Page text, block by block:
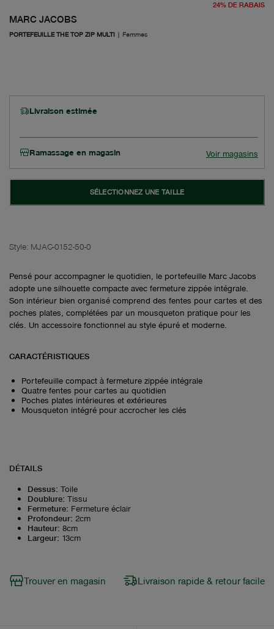
MARC JACOBS
PORTEFEUILLE THE TOP ZIP MULTI | Femmes
24% DE RABAIS
Livraison estimée
Ramassage en magasin Voir magasins
SÉLECTIONNEZ UNE TAILLE
Style: MJAC-0152-50-0
Pensé pour accompagner le quotidien, le portefeuille Marc Jacobs
adopte une silhouette compacte avec fermeture zippée intégrale.
Son intérieur bien organisé comprend des fentes pour cartes et des
poches plates, complétées par un mousqueton pratique pour les
clés. Un accessoire fonctionnel au style épuré et moderne.
CARACTÉRISTIQUES
Portefeuille compact à fermeture zippée intégrale
Quatre fentes pour cartes au quotidien
Poches plates intérieures et extérieures
Mousqueton intégré pour accrocher les clés
DÉTAILS
Dessus: Toile
Doublure: Tissu
Fermeture: Fermeture éclair
Profondeur: 2cm
Hauteur: 8cm
Largeur: 13cm
Trouver en magasin Livraison rapide & retour facile